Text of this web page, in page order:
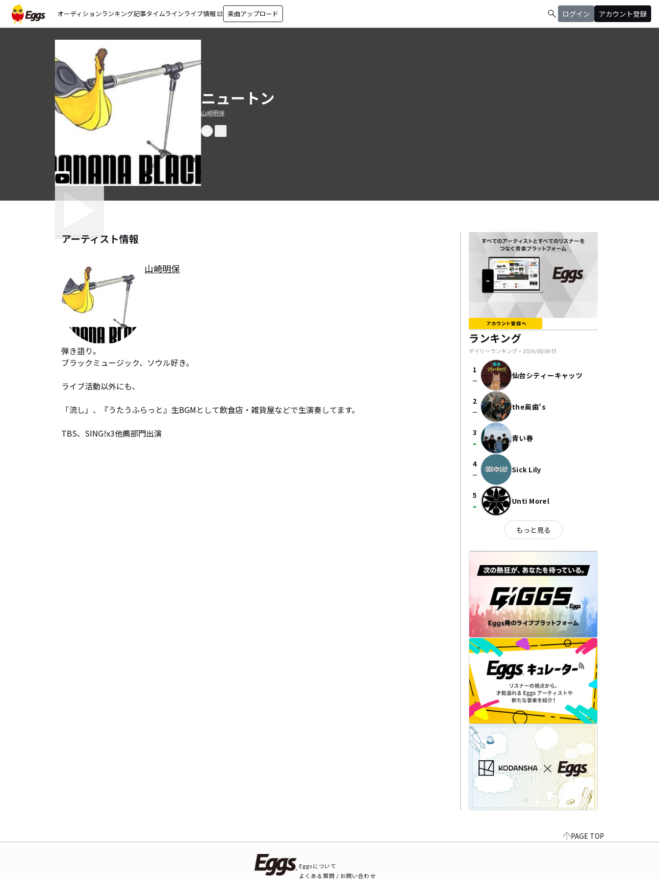
オーディションランキング記事タイムラインライブ情報 open_in_new 楽曲アップロード search ログイン アカウント登録
ニュートン
山崎明保
アーティスト情報
山崎明保
弾き語り。
ブラックミュージック、ソウル好き。
ライブ活動以外にも、
「流し」、『うたうふらっと』生BGMとして飲食店・雑貨屋などで生演奏してます。
ランキング
デイリーランキング・ 2026/08/06付
1
check_indeterminate_small 仙台シティーキャッツ
2
check_indeterminate_small the奥歯's
3
arrow_drop_up 青い春
4
check_indeterminate_small Sick Lily
5
arrow_drop_up Unti Morel
もっと見る
PAGE TOP
Eggsについて
よくある質問 / お問い合わせ